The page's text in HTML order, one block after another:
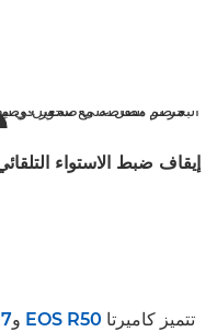
إيقاف ضبط الاستواء
تتميز كاميرتا EOS R50 و